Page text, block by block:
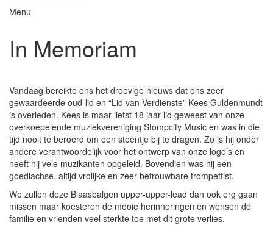
Menu
In Memoriam
Vandaag bereikte ons het droevige nieuws dat ons zeer
gewaardeerde oud-lid en “Lid van Verdienste” Kees Guldenmundt
is overleden. Kees is maar liefst 18 jaar lid geweest van onze
overkoepelende muziekvereniging Stompcity Music en was in die
tijd nooit te beroerd om een steentje bij te dragen. Zo is hij onder
andere verantwoordelijk voor het ontwerp van onze logo’s en
heeft hij vele muzikanten opgeleid. Bovendien was hij een
goedlachse, altijd vrolijke en zeer betrouwbare trompettist.
We zullen deze Blaasbalgen upper-upper-lead dan ook erg gaan
missen maar koesteren de mooie herinneringen en wensen de
familie en vrienden veel sterkte toe met dit grote verlies.